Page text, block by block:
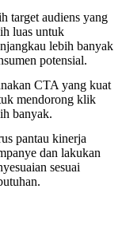
target audiens yang
luas untuk
lebih banyak
potensial.
CTA yang kuat
mendorong klik
banyak.
pantau kinerja
dan lakukan
sesuai